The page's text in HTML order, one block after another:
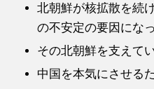
北朝鮮が核拡散を続
の不安定の要因にな
その北朝鮮を支えて
中国を本気にさせる